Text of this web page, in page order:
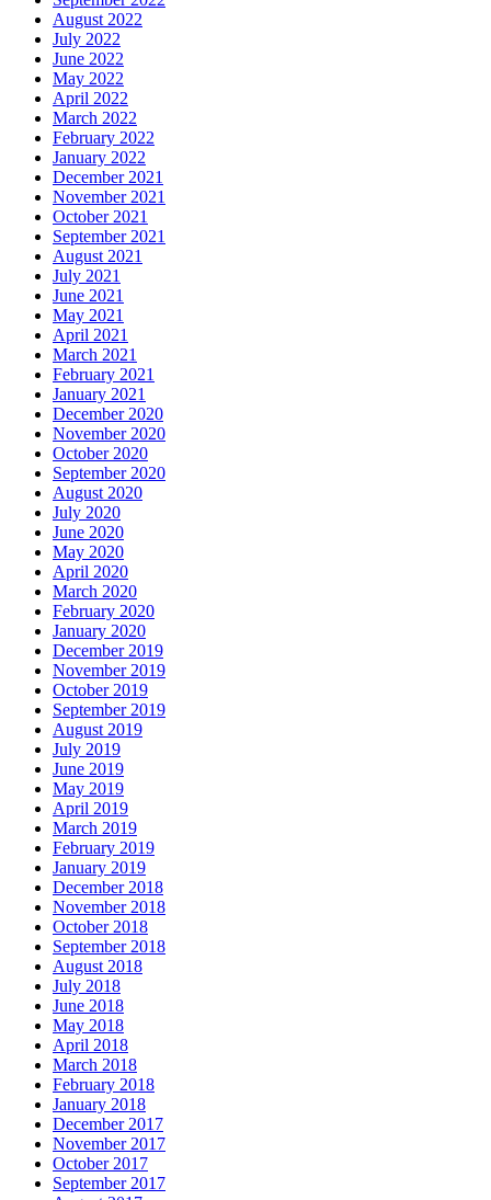
August 2022
July 2022
June 2022
May 2022
April 2022
March 2022
February 2022
January 2022
December 2021
November 2021
October 2021
September 2021
August 2021
July 2021
June 2021
May 2021
April 2021
March 2021
February 2021
January 2021
December 2020
November 2020
October 2020
September 2020
August 2020
July 2020
June 2020
May 2020
April 2020
March 2020
February 2020
January 2020
December 2019
November 2019
October 2019
September 2019
August 2019
July 2019
June 2019
May 2019
April 2019
March 2019
February 2019
January 2019
December 2018
November 2018
October 2018
September 2018
August 2018
July 2018
June 2018
May 2018
April 2018
March 2018
February 2018
January 2018
December 2017
November 2017
October 2017
September 2017